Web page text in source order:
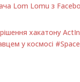
Lom Lomu з
хакатону
у космосі